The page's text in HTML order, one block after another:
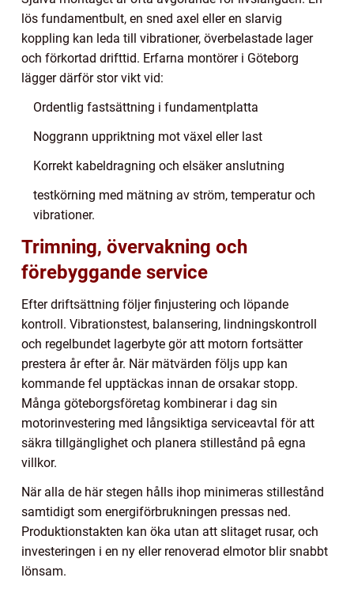
lös fundamentbult, en sned axel eller en slarvig
koppling kan leda till vibrationer, överbelastade lager
och förkortad drifttid. Erfarna montörer i Göteborg
lägger därför stor vikt vid:
Ordentlig fastsättning i fundamentplatta
Noggrann uppriktning mot växel eller last
Korrekt kabeldragning och elsäker anslutning
testkörning med mätning av ström, temperatur och
vibrationer.
Trimning, övervakning och
förebyggande service
Efter driftsättning följer finjustering och löpande
kontroll. Vibrationstest, balansering, lindningskontroll
och regelbundet lagerbyte gör att motorn fortsätter
prestera år efter år. När mätvärden följs upp kan
kommande fel upptäckas innan de orsakar stopp.
Många göteborgsföretag kombinerar i dag sin
motorinvestering med långsiktiga serviceavtal för att
säkra tillgänglighet och planera stillestånd på egna
villkor.
När alla de här stegen hålls ihop minimeras stillestånd
samtidigt som energiförbrukningen pressas ned.
Produktionstakten kan öka utan att slitaget rusar, och
investeringen i en ny eller renoverad elmotor blir snabbt
lönsam.